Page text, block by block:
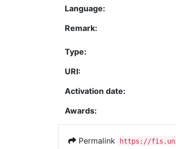
Language:
Remark:
Type:
URI:
Activation date:
Awards:
Permalink https://fis.uni-